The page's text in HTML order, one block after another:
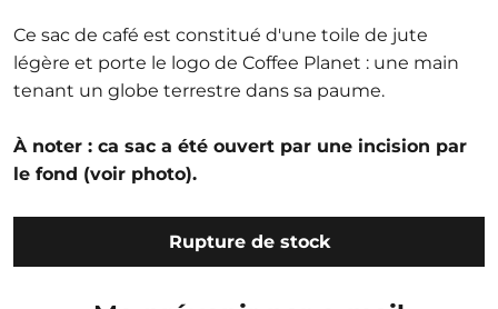
Ce sac de café est constitué d'une toile de jute
légère et porte le logo de Coffee Planet : une main
tenant un globe terrestre dans sa paume.
À noter : ca sac a été ouvert par une incision par
le fond (voir photo).
Rupture de stock